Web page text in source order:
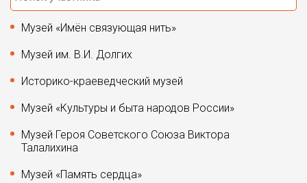
Музей «Имён связующая нить»
Музей им. В.И. Долгих
Историко-краеведческий музей
Музей «Культуры и быта народов России»
Музей Героя Советского Союза Виктора
Талалихина
Музей «Память сердца»